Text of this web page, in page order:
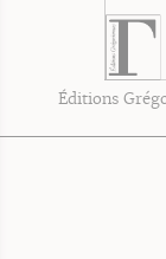
Éditions